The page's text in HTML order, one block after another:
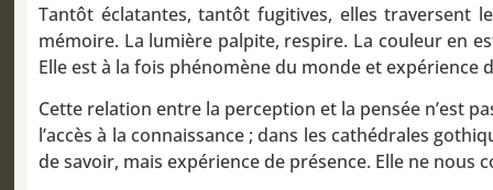
Tantôt éclatantes, tantôt fugitives, elles traversent
mémoire. La lumière palpite, respire. La couleur en
Elle est à la fois phénomène du monde et expérience
Cette relation entre la perception et la pensée n’est
l’accès à la connaissance ; dans les cathédrales
de savoir, mais expérience de présence. Elle ne